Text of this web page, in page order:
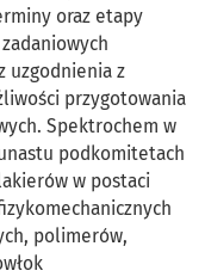
oraz etapy
uzgodnienia z
przygotowania
Spektrochem w
podkomitetach
w postaci
polimerów,